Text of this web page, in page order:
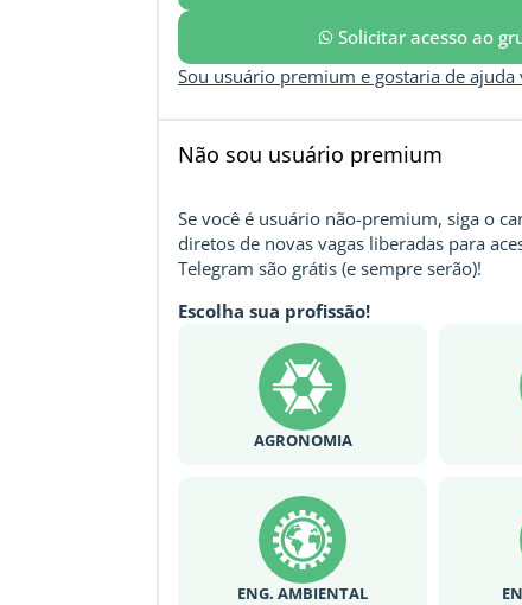
Solicitar acesso ao
Sou usuário premium e gostaria de ajuda
Não sou usuário premium
Se você é usuário não-premium, siga o
diretos de novas vagas liberadas para
Telegram são grátis (e sempre serão)!
Escolha sua profissão!
AGRONOMIA
ENG. AMBIENTAL